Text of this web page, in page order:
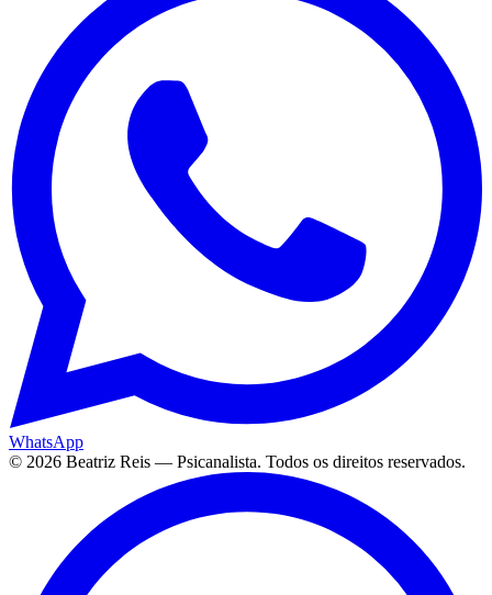
WhatsApp
© 2026 Beatriz Reis — Psicanalista. Todos os direitos reservados.